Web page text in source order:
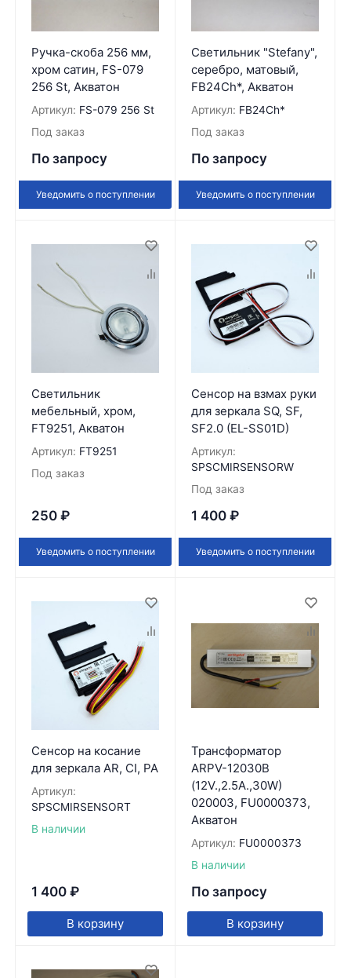
Ручка-скоба 256 мм,
хром сатин, FS-079
256 St, Акватон
Артикул: FS-079 256 St
Под заказ
По запросу
Уведомить о поступлении
Светильник "Stefany",
серебро, матовый,
FB24Ch*, Акватон
Артикул: FB24Ch*
Под заказ
По запросу
Уведомить о поступлении
Светильник
мебельный, хром,
FT9251, Акватон
Артикул: FT9251
Под заказ
250 ₽
Уведомить о поступлении
Сенсор на взмах руки
для зеркала SQ, SF,
SF2.0 (EL-SS01D)
Артикул:
SPSCMIRSENSORW
Под заказ
1 400 ₽
Уведомить о поступлении
Сенсор на косание
для зеркала AR, CI, PA
Артикул:
SPSCMIRSENSORT
В наличии
1 400 ₽
В корзину
Трансформатор
ARPV-12030B
(12V.,2.5A.,30W)
020003, FU0000373,
Акватон
Артикул: FU0000373
В наличии
По запросу
В корзину